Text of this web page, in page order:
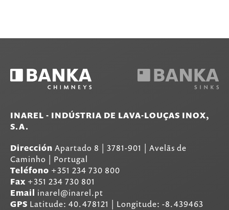
INAREL - INDÚSTRIA DE LAVA-LOUÇAS INOX,
S.A.
Dirección Apartado 8 3781-901
Avelãs de
Caminho | Portugal
Teléfono +351 234 730 800
Fax +351 234 730 801
Email inarel@inarel.pt
GPS Latitude: 40.478121 | Longitude: -8.439463